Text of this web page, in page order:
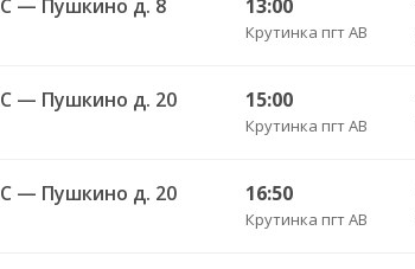
— Пушкино д. 8 13:00
Крутинка пгт АВ
— Пушкино д. 20 15:00
Крутинка пгт АВ
— Пушкино д. 20 16:50
Крутинка пгт АВ